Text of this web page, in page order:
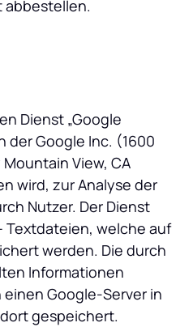
Dienst „Google
der Google Inc. (1600
View, CA
wird, zur Analyse der
Nutzer. Der Dienst
Textdateien, welche auf
werden. Die durch
Informationen
Google-Server in
gespeichert.